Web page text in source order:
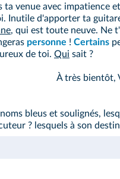
ta venue avec impatience
Inutile d'apporter ta
, qui est toute neuve. Ne
personne ! Certains
de toi. Qui sait ?
À très bientôt,
bleus et soulignés,
? lesquels à son